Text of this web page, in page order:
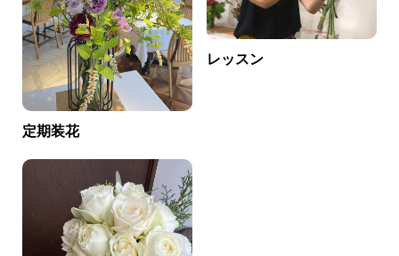
定期装花
レッスン